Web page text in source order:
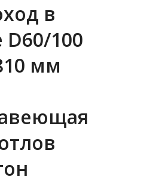
в
D60/100
мм